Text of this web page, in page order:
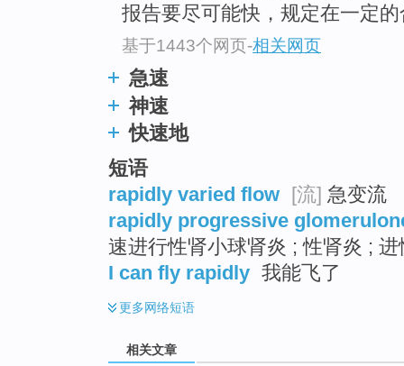
报告要尽可能快，规定在一定
基于1443个网页-相关网页
急速
神速
快速地
短语
rapidly varied flow [流] 急变流
rapidly progressive
速进行性肾小球肾炎 ; 性肾炎 ;
I can fly rapidly 我能飞了
更多网络短语
相关文章